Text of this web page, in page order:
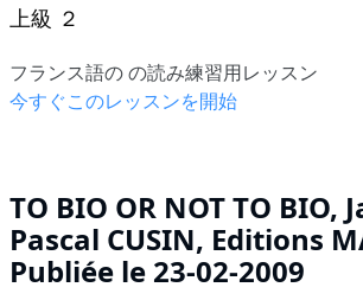
上級 ２
フランス語の の読み練習用レッスン
今すぐこのレッスンを開始
TO BIO OR NOT TO BIO,
Pascal CUSIN, Editions
Publiée le 23-02-2009